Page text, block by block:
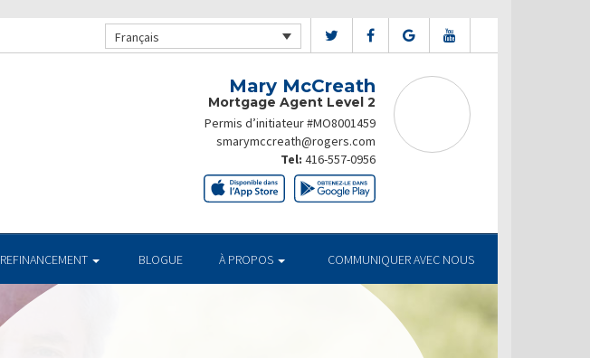
Français
Mary McCreath
Mortgage Agent Level 2
Permis d’initiateur #MO8001459
smarymccreath@rogers.com
Tel: 416-557-0956
REFINANCEMENT BLOGUE À PROPOS COMMUNIQUER AVEC NOUS